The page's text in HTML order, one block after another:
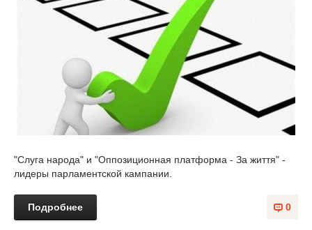
"Слуга народа" и "Оппозиционная платформа - За життя" -
лидеры парламентской кампании.
0
Подробнее